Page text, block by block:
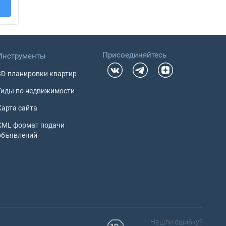
планировки квартир
по недвижимости
сайта
формат подачи
Присоединяйтесь
Нашли ошибку?